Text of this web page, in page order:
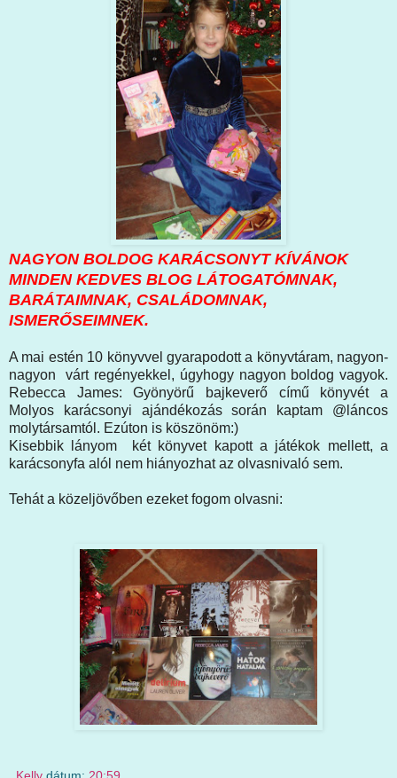
NAGYON BOLDOG KARÁCSONYT KÍVÁNOK
MINDEN KEDVES BLOG LÁTOGATÓMNAK,
BARÁTAIMNAK, CSALÁDOMNAK,
ISMERŐSEIMNEK.
A mai estén 10 könyvvel gyarapodott a könyvtáram, nagyon-
nagyon várt regényekkel, úgyhogy nagyon boldog vagyok.
Rebecca James: Gyönyörű bajkeverő című könyvét a
Molyos karácsonyi ajándékozás során kaptam @láncos
molytársamtól. Ezúton is köszönöm:)
Kisebbik lányom két könyvet kapott a játékok mellett, a
karácsonyfa alól nem hiányozhat az olvasnivaló sem.
Tehát a közeljövőben ezeket fogom olvasni:
Kelly dátum: 20:59